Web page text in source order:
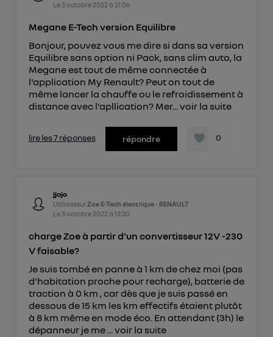
Le 3 octobre 2022 à 21:06
Megane E-Tech version Equilibre
Bonjour, pouvez vous me dire si dans sa version
Equilibre sans option ni Pack, sans clim auto, la
Megane est tout de même connectée à
l'application My Renault? Peut on tout de
même lancer la chauffe ou le refroidissement à
distance avec l'apllication? Mer...voir la suite
lire les 7 réponses répondre 0
jjojo
UtilisateurZoe E-Tech électrique - RENAULT
Le 3 octobre 2022 à 13:30
charge Zoe à partir d'un convertisseur 12V -230
V faisable?
Je suis tombé en panne à 1 km de chez moi (pas
d'habitation proche pour recharge), batterie de
traction à 0 km , car dès que je suis passé en
dessous de 15 km les km effectifs étaient plutôt
à 8 km même en mode éco. En attendant (3h) le
dépanneur je me ...voir la suite